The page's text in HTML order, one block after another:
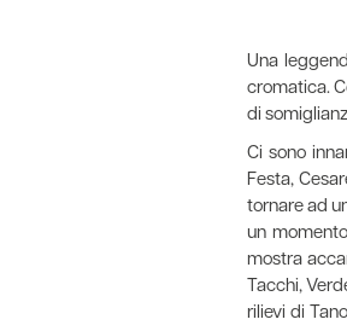
Una
cromatica.
di
Ci sono
Festa,
tornare ad
un
mostra
Tacchi,
rilievi di